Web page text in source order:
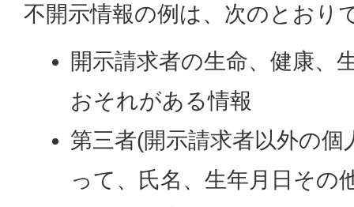
不開示情報の例は、次のとおり
開示請求者の生命、健康、
おそれがある情報
第三者(開示請求者以外の
って、氏名、生年月日その